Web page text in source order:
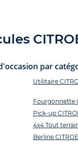
par
Utilitaire
Fourgonnette
Pick-up
4x4 Tout
Berline